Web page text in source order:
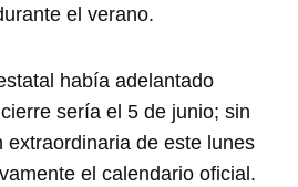
el verano.
había adelantado
sería el 5 de junio; sin
extraordinaria de este lunes
el calendario oficial.